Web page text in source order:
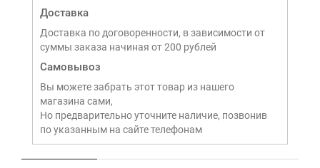
Доставка
Доставка по договоренности, в зависимости от
суммы заказа начиная от 200 рублей
Самовывоз
Вы можете забрать этот товар из нашего
магазина сами,
Но предварительно уточните наличие, позвонив
по указанным на сайте телефонам